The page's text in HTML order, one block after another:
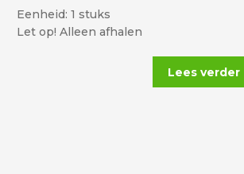
Eenheid: 1 stuks
Let op! Alleen afhalen
Lees verder